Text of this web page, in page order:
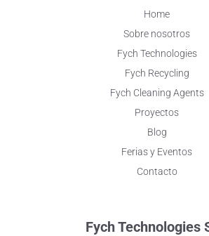
Home
Sobre nosotros
Fych Technologies
Fych Recycling
Fych Cleaning Agents
Proyectos
Blog
Ferias y Eventos
Contacto
Fych Technologies